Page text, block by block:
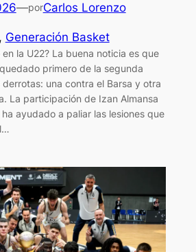
—porCarlos Lorenzo
Generación Basket
la U22? La buena noticia es que
primero de la segunda
una contra el Barsa y otra
La participación de Izan Almansa
ayudado a paliar las lesiones que